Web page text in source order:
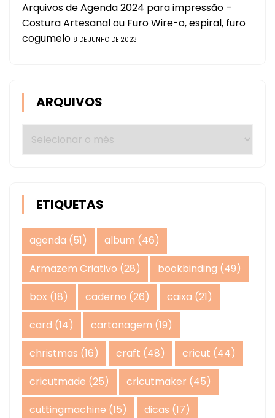
Arquivos de Agenda 2024 para impressão –
Costura Artesanal ou Furo Wire-o, espiral, furo
cogumelo 8 DE JUNHO DE 2023
ARQUIVOS
Arquivos
ETIQUETAS
agenda (51) album (46)
Armazem Criativo (28) bookbinding (49)
box (18) caderno (26) caixa (21)
card (14) cartonagem (19)
christmas (16) craft (48) cricut (44)
cricutmade (25) cricutmaker (45)
cuttingmachine (15) dicas (17)